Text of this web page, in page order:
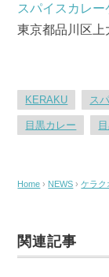
スパイスカレー
東京都品川区
KERAKU ス
目黒カレー
Home › NEWS ›ケラク
関連記事